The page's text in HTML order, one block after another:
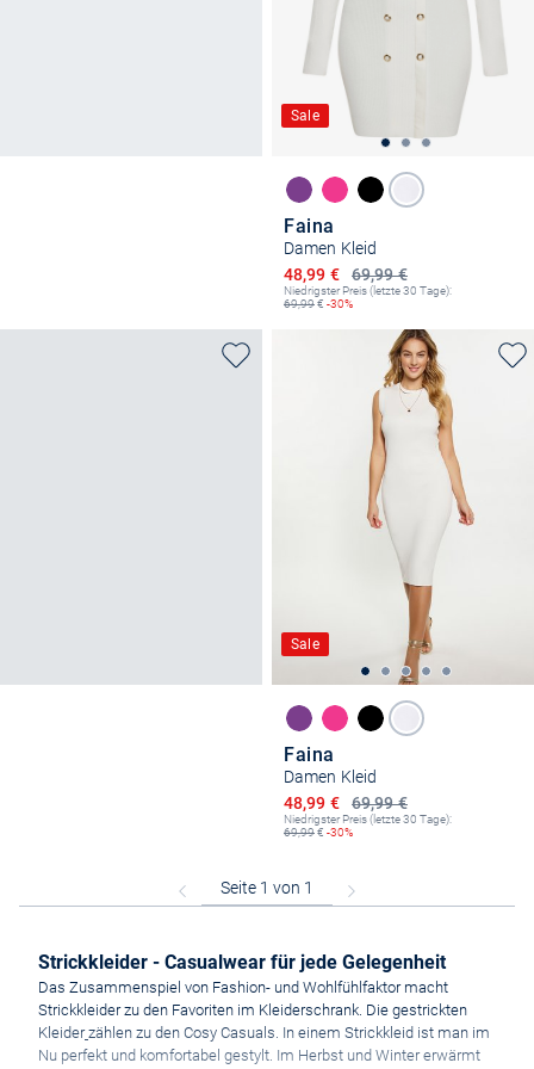
Sale
Faina
Damen Kleid
69,99 €
Ermäßigter Preis
48,99 €
Niedrigster Preis (letzte 30 Tage):
69,99€ -30%
Sale
Faina
Damen Kleid
69,99 €
Ermäßigter Preis
48,99 €
Niedrigster Preis (letzte 30 Tage):
69,99€ -30%
Strickkleider - Casualwear für jede Gelegenheit
Das Zusammenspiel von Fashion- und Wohlfühlfaktor macht
Strickkleider zu den Favoriten im Kleiderschrank. Die gestrickten
Kleider zählen zu den Cosy Casuals. In einem Strickkleid ist man im
Nu perfekt und komfortabel gestylt. Im Herbst und Winter erwärmt